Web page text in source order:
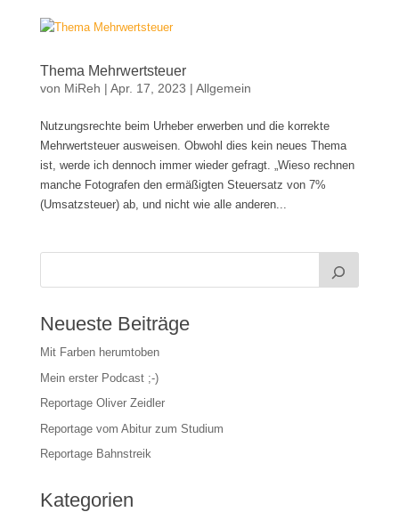
Thema Mehrwertsteuer
von MiReh | Apr. 17, 2023 | Allgemein
Nutzungsrechte beim Urheber erwerben und die korrekte
Mehrwertsteuer ausweisen. Obwohl dies kein neues Thema
ist, werde ich dennoch immer wieder gefragt. „Wieso rechnen
manche Fotografen den ermäßigten Steuersatz von 7%
(Umsatzsteuer) ab, und nicht wie alle anderen...
Neueste Beiträge
Mit Farben herumtoben
Mein erster Podcast ;-)
Reportage Oliver Zeidler
Reportage vom Abitur zum Studium
Reportage Bahnstreik
Kategorien